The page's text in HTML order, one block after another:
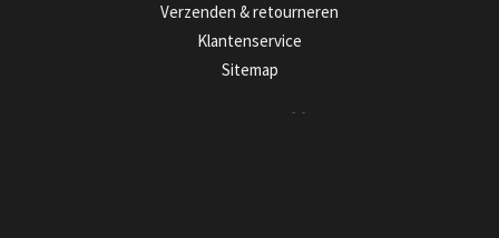
Verzenden & retourneren
Klantenservice
Sitemap